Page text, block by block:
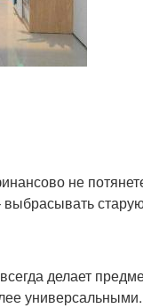
не
делает
универсальными.